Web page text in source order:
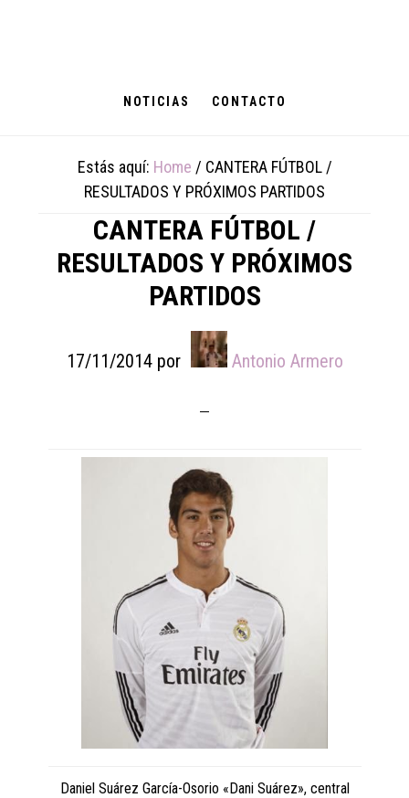
NOTICIAS CONTACTO
Estás aquí: Home / CANTERA FÚTBOL /
RESULTADOS Y PRÓXIMOS PARTIDOS
CANTERA FÚTBOL /
RESULTADOS Y PRÓXIMOS
PARTIDOS
17/11/2014por Antonio Armero
Daniel Suárez García-Osorio «Dani Suárez», central